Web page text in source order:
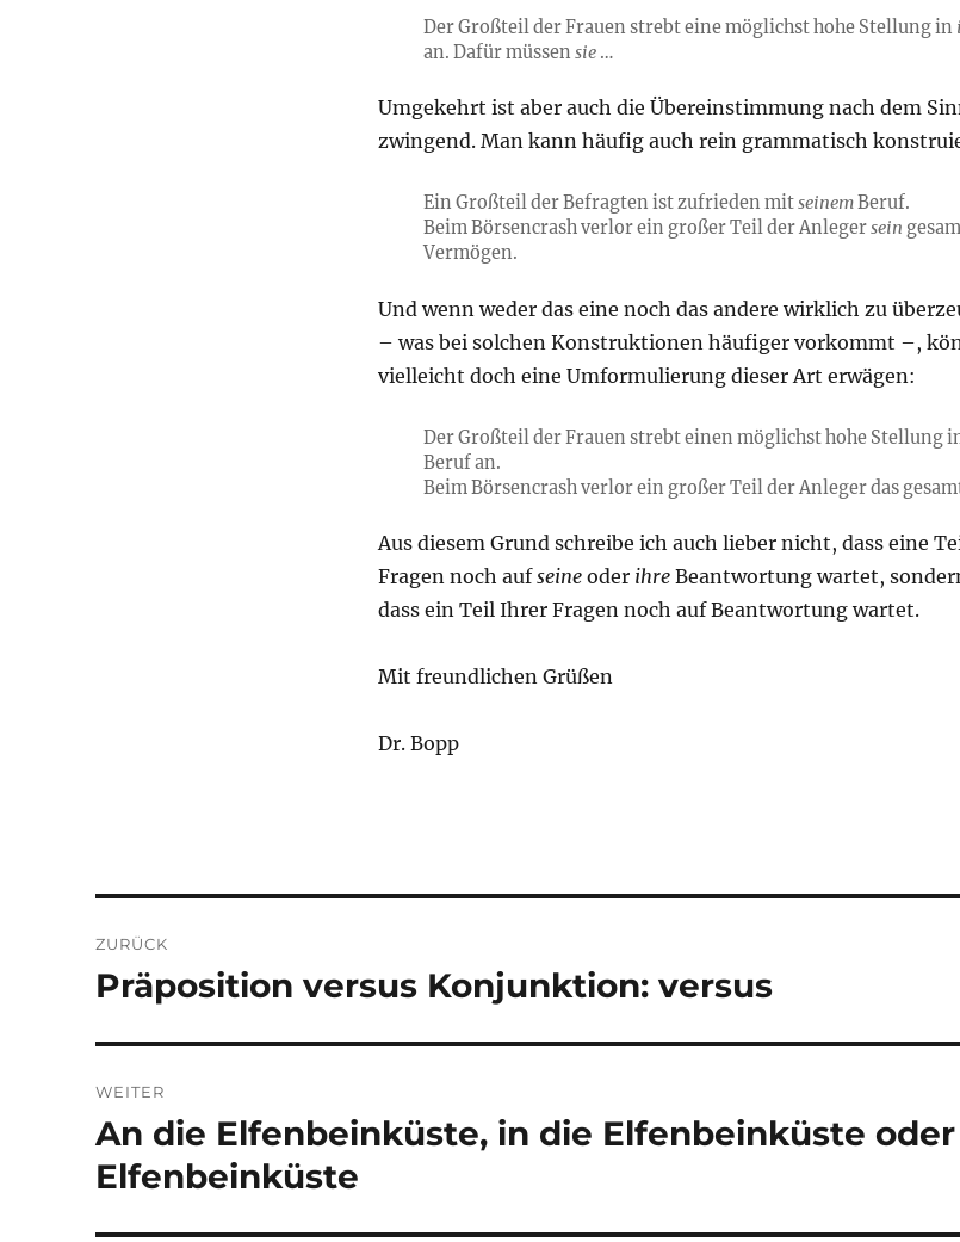
Der Großteil der Frauen strebt eine möglichst hohe Stellung in
an. Dafür müssensie …
Umgekehrt ist aber auch die Übereinstimmung nach dem
zwingend. Man kann häufig auch rein grammatisch
Ein Großteil der Befragten ist zufrieden mitseinemBeruf.
Beim Börsencrash verlor ein großer Teil der Anlegersein
Vermögen.
Und wenn weder das eine noch das andere wirklich zu
– was bei solchen Konstruktionen häufiger vorkommt –,
vielleicht doch eine Umformulierung dieser Art erwägen:
Der Großteil der Frauen strebt einen möglichst hohe Stellung
Beruf an.
Beim Börsencrash verlor ein großer Teil der Anleger das
Aus diesem Grund schreibe ich auch lieber nicht, dass eine
Fragen noch aufseineoder ihreBeantwortung wartet,
dass ein Teil Ihrer Fragen noch auf Beantwortung wartet.
Mit freundlichen Grüßen
Dr. Bopp
ZURÜCK
Vorheriger
Präposition versus Konjunktion: versus
WEITER
Nächster
Beitrag:
An die Elfenbeinküste, in die Elfenbeinküste
Elfenbeinküste